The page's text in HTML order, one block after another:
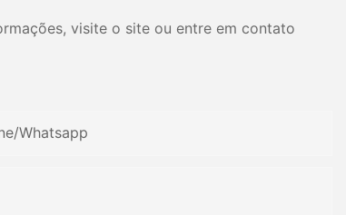
visite o site ou entre em contato
whatsapp